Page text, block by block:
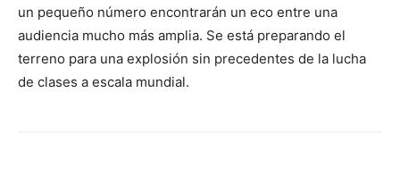
un pequeño número encontrarán un eco entre una
audiencia mucho más amplia. Se está preparando el
terreno para una explosión sin precedentes de la lucha
de clases a escala mundial.